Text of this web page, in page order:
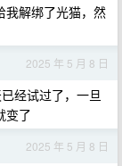
我解绑了光猫，然
2025 年 5 月 8 日
经试过了，一旦
变了
2025 年 5 月 8 日